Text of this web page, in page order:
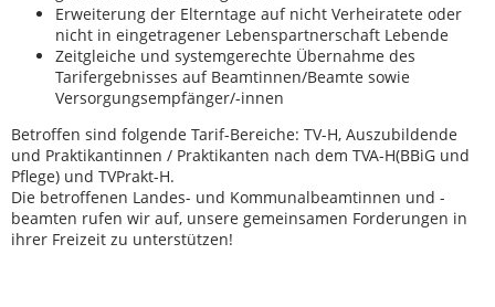
Erweiterung der Elterntage auf nicht Verheiratete oder
nicht in eingetragener Lebenspartnerschaft Lebende
Zeitgleiche und systemgerechte Übernahme des
Tarifergebnisses auf Beamtinnen/Beamte sowie
Versorgungsempfänger/-innen
Betroffen sind folgende Tarif-Bereiche: TV-H, Auszubildende
und Praktikantinnen / Praktikanten nach dem TVA-H(BBiG und
Pflege) und TVPrakt-H.
Die betroffenen Landes- und Kommunalbeamtinnen und -
beamten rufen wir auf, unsere gemeinsamen Forderungen in
ihrer Freizeit zu unterstützen!